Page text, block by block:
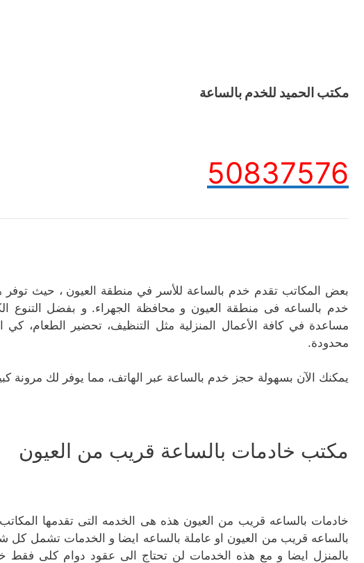
مكتب الحميد للخدم بالساعة
50837576
بعض المكاتب تقدم خدم بالساعة للأسر في منطقة العيون ، حيث
خدم بالساعه فى منطقة العيون و محافظة الجهراء. و بفضل التنوع
مساعدة في كافة الأعمال المنزلية مثل التنظيف، تحضير الطعام، كي
محدودة.
يمكنك الآن بسهولة حجز خدم بالساعة عبر الهاتف، مما يوفر لك مرونة
مكتب خادمات بالساعة قريب من العيون
خادمات بالساعه قريب من العيون هذه هى الخدمه التى تقدمها
بالساعه قريب من العيون او عاملة بالساعه ايضا و الخدمات تشمل كل
بالمنزل ايضا و مع هذه الخدمات لن تحتاج الى عقود دوام كلى فقط